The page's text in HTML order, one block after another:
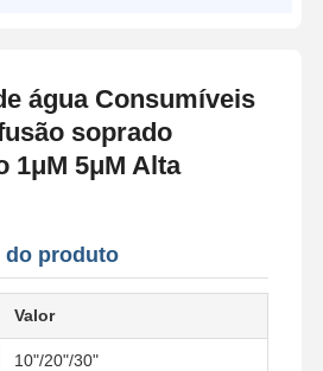
água Consumíveis
soprado
1μM 5μM Alta
do produto
Valor
10"/20"/30"